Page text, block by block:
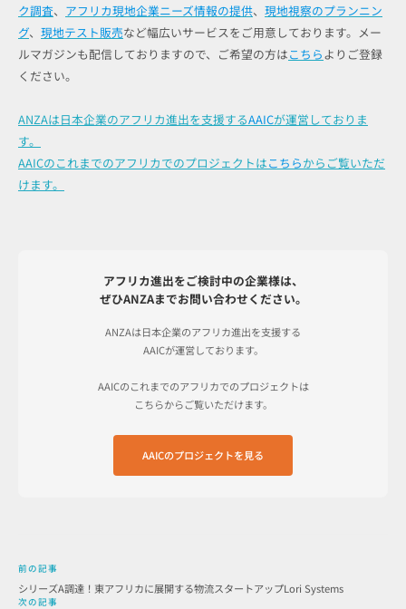
ク調査、 アフリカ現地企業ニーズ情報の提供、 現地視察のプランニン
グ、 現地テスト販売など幅広いサービスをご用意しております。メー
ルマガジンも配信しておりますので、ご希望の方はこちらよりご登録
ください。
ANZAは日本企業のアフリカ進出を支援するAAICが運営しておりま
す。
AAICのこれまでのアフリカでのプロジェクトはこちらからご覧いただ
けます。
アフリカ進出をご検討中の企業様は、
ぜひANZAまでお問い合わせください。
ANZAは日本企業のアフリカ進出を支援する
AAICが運営しております。
AAICのこれまでのアフリカでのプロジェクトは
こちらからご覧いただけます。
AAICのプロジェクトを見る
前の記事
シリーズA調達！東アフリカに展開する物流スタートアップLori Systems
次の記事